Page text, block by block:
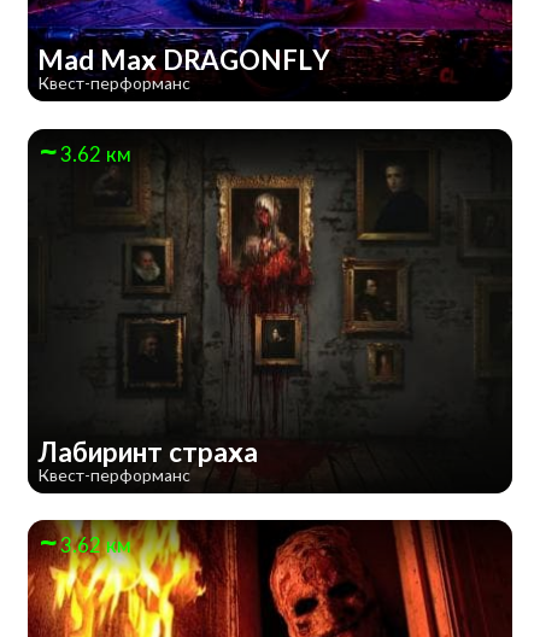
Mad Max DRAGONFLY
Квест-перформанс
3.62 км
Лабиринт страха
Квест-перформанс
3.62 км